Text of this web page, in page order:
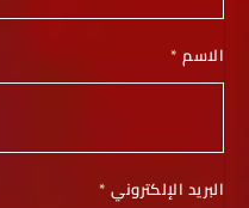
الاسم *
البريد الإلكتروني *